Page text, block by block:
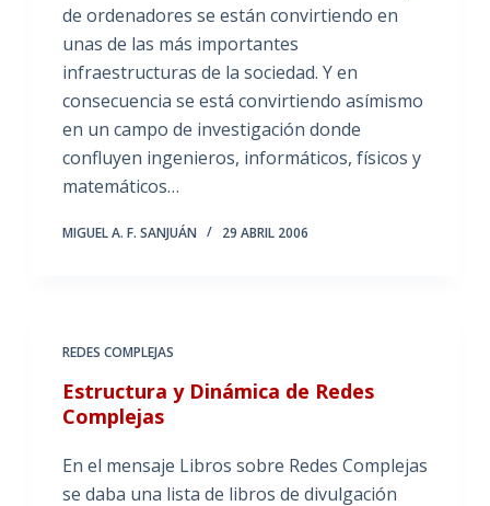
de ordenadores se están convirtiendo en
unas de las más importantes
infraestructuras de la sociedad. Y en
consecuencia se está convirtiendo asímismo
en un campo de investigación donde
confluyen ingenieros, informáticos, físicos y
matemáticos…
MIGUEL A. F. SANJUÁN 29 ABRIL 2006
REDES COMPLEJAS
Estructura y Dinámica de Redes
Complejas
En el mensaje Libros sobre Redes Complejas
se daba una lista de libros de divulgación